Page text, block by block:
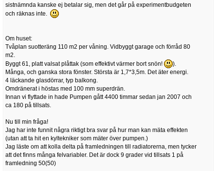
sistnämnda kanske ej betalar sig, men det går på experimentbudgeten
och räknas inte.
Om huset:
Tvåplan suotteräng 110 m2 per våning. Vidbyggt garage och förråd 80
m2.
Byggt 61, platt valsat plåttak (som effektivt värmer bort snön!
).
Många, och ganska stora fönster. Största är 1,7*3,5m. Det äter energi.
4 läckande glasdörrar, typ balkong.
Omdränerat i höstas med 100 mm superdrän.
Innan vi flyttade in hade Pumpen gått 4400 timmar sedan jan 2007 och
ca 180 på tillsats.
Nu till min fråga!
Jag har inte funnit några riktigt bra svar på hur man kan mäta effekten
(utan att ta hit en kyltekniker som mäter över pumpen.)
Jag läste om att kolla delta på framledningen till radiatorerna, men tycker
att det finns många felvariabler. Det är dock 9 grader vid tillsats 1 på
framledning 50(50)